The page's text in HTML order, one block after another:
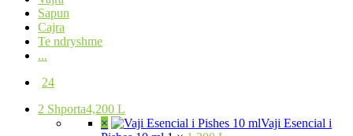
Sapun
Cajra
Te ndryshme
...
24
2 Shporta4,200 L
×
Vaji Esencial i